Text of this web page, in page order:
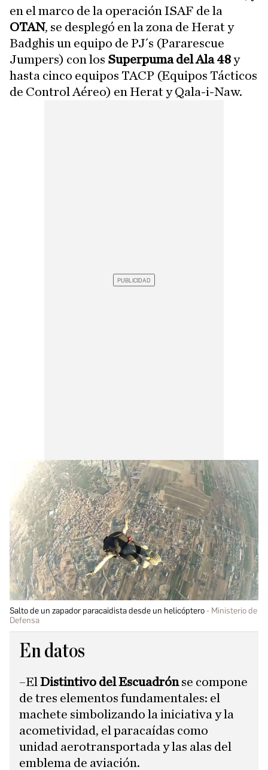
en el marco de la operación ISAF de la
OTAN, se desplegó en la zona de Herat y
Badghis un equipo de PJ´s (Pararescue
Jumpers) con los Superpuma del Ala 48y
hasta cinco equipos TACP (Equipos Tácticos
de Control Aéreo) en Herat y Qala-i-Naw.
Salto de un zapador paracaidista desde un helicóptero
Ministerio de
Defensa
En datos
–El Distintivo del Escuadrónse compone
de tres elementos fundamentales: el
machete simbolizando la iniciativa y la
acometividad, el paracaídas como
unidad aerotransportada y las alas del
emblema de aviación.